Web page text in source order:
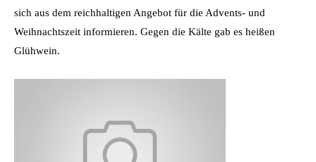
sich aus dem reichhaltigen Angebot für die Advents- und
Weihnachtszeit informieren. Gegen die Kälte gab es heißen
Glühwein.